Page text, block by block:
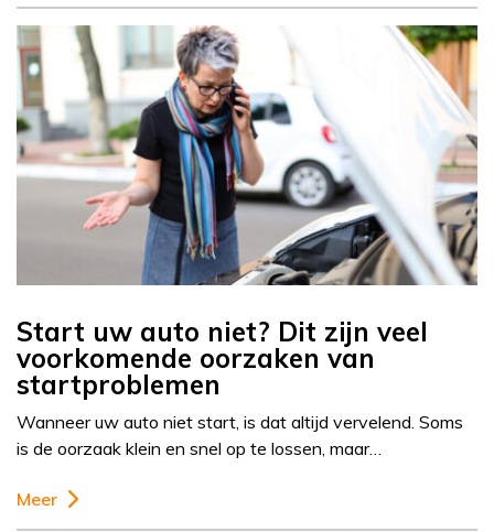
Start uw auto niet? Dit zijn veel
voorkomende oorzaken van
startproblemen
Wanneer uw auto niet start, is dat altijd vervelend. Soms
is de oorzaak klein en snel op te lossen, maar…
Meer